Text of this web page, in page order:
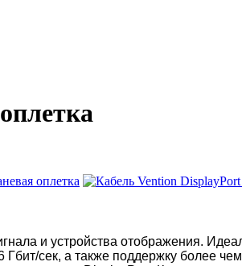
и устройства отображения.
Гбит/сек, а также поддержку более